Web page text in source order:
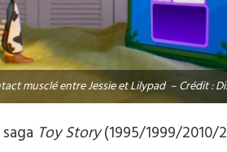
musclé entre Jessie et Lilypad – Crédit :
Toy Story(1995/1999/2010/